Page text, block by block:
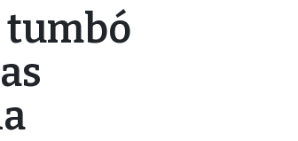
tumbó